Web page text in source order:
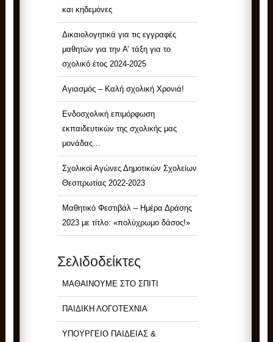
και κηδεμόνες
Δικαιολογητικά για τις εγγραφές
μαθητών για την Α’ τάξη για το
σχολικό έτος 2024-2025
Αγιασμός – Καλή σχολική Χρονιά!
Ενδοσχολική επιμόρφωση
εκπαιδευτικών της σχολικής μας
μονάδας…
Σχολικοί Αγώνες Δημοτικών Σχολείων
Θεσπρωτίας 2022-2023
Μαθητικό Φεστιβάλ – Ημέρα Δράσης
2023 με τίτλο: «πολύχρωμο δάσος!»
Σελιδοδείκτες
ΜΑΘΑΙΝΟΥΜΕ ΣΤΟ ΣΠΙΤΙ
ΠΑΙΔΙΚΗ ΛΟΓΟΤΕΧΝΙΑ
ΥΠΟΥΡΓΕΙΟ ΠΑΙΔΕΙΑΣ &